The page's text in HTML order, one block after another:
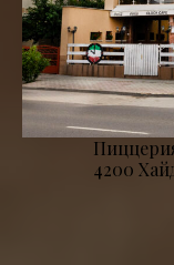
4200